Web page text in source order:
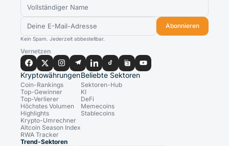
Abonnieren
Kein Spam. Jederzeit abbestellbar.
Vernetzen
Kryptowährungen
Coin-Rankings
Top-Gewinner
Top-Verlierer
Höchstes Volumen
Highlights
Krypto-Umrechner
Altcoin Season Index
RWA Tracker
Beliebte Sektoren
Sektoren-Hub
KI
DeFi
Memecoins
Stablecoins
Trend-Sektoren